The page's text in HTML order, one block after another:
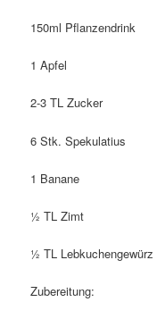
150ml Pflanzendrink
1 Apfel
2-3 TL Zucker
6 Stk. Spekulatius
1 Banane
½ TL Zimt
½ TL Lebkuchengewürz
Zubereitung: